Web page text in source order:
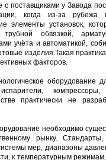
с поставщиками у Завода
когда из-за рубежа
элементы установок,
трубной обвязкой,
учёта и автоматикой,
изделия.Такая
факторов.
оборудование
практически не
необходимо
рынку.
мер, диапазоны
к температурным